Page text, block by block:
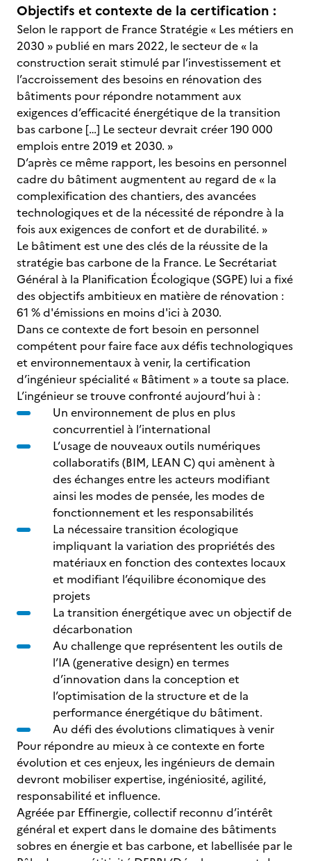
Objectifs et contexte de la certification :
Selon le rapport de France Stratégie « Les métiers en
2030 » publié en mars 2022, le secteur de « la
construction serait stimulé par l’investissement et
l’accroissement des besoins en rénovation des
bâtiments pour répondre notamment aux
exigences d’efficacité énergétique de la transition
bas carbone […] Le secteur devrait créer 190 000
emplois entre 2019 et 2030. »
D’après ce même rapport, les besoins en personnel
cadre du bâtiment augmentent au regard de « la
complexification des chantiers, des avancées
technologiques et de la nécessité de répondre à la
fois aux exigences de confort et de durabilité. »
Le bâtiment est une des clés de la réussite de la
stratégie bas carbone de la France. Le Secrétariat
Général à la Planification Écologique (SGPE) lui a fixé
des objectifs ambitieux en matière de rénovation :
61 % d'émissions en moins d'ici à 2030.
Dans ce contexte de fort besoin en personnel
compétent pour faire face aux défis technologiques
et environnementaux à venir, la certification
d’ingénieur spécialité « Bâtiment » a toute sa place.
L’ingénieur se trouve confronté aujourd’hui à :
Un environnement de plus en plus
concurrentiel à l’international
L’usage de nouveaux outils numériques
collaboratifs (BIM, LEAN C) qui amènent à
des échanges entre les acteurs modifiant
ainsi les modes de pensée, les modes de
fonctionnement et les responsabilités
La nécessaire transition écologique
impliquant la variation des propriétés des
matériaux en fonction des contextes locaux
et modifiant l’équilibre économique des
projets
La transition énergétique avec un objectif de
décarbonation
Au challenge que représentent les outils de
l’IA (generative design) en termes
d’innovation dans la conception et
l’optimisation de la structure et de la
performance énergétique du bâtiment.
Au défi des évolutions climatiques à venir
Pour répondre au mieux à ce contexte en forte
évolution et ces enjeux, les ingénieurs de demain
devront mobiliser expertise, ingéniosité, agilité,
responsabilité et influence.
Agréée par Effinergie, collectif reconnu d’intérêt
général et expert dans le domaine des bâtiments
sobres en énergie et bas carbone, et labellisée par le